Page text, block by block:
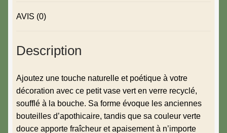
AVIS (0)
Description
Ajoutez une touche naturelle et poétique à votre
décoration avec ce petit vase vert en verre recyclé,
soufflé à la bouche. Sa forme évoque les anciennes
bouteilles d’apothicaire, tandis que sa couleur verte
douce apporte fraîcheur et apaisement à n’importe